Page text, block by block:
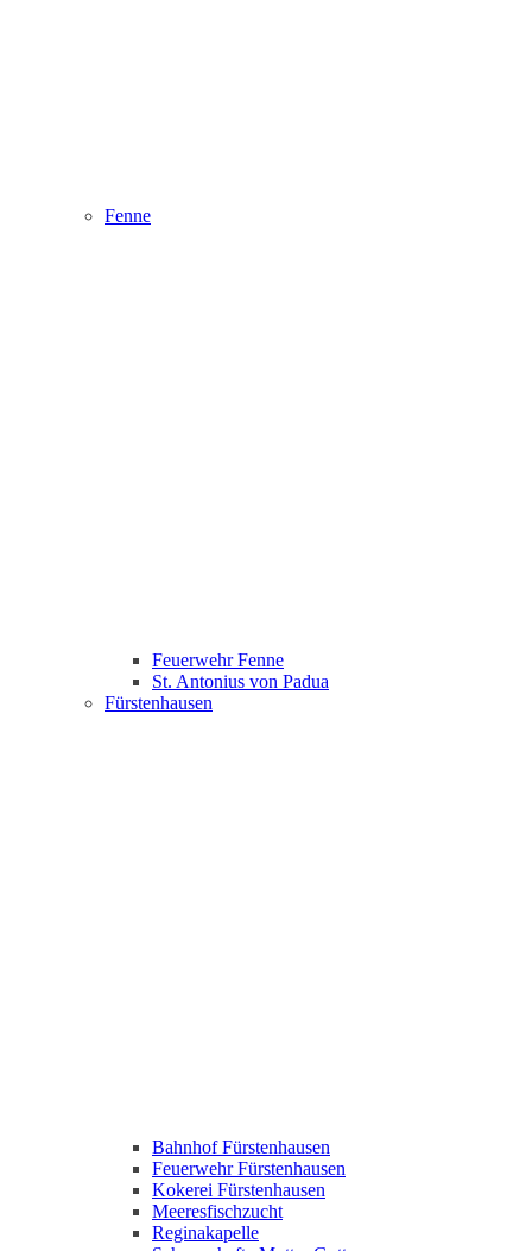
Fenne
Feuerwehr Fenne
St. Antonius von Padua
Fürstenhausen
Bahnhof Fürstenhausen
Feuerwehr Fürstenhausen
Kokerei Fürstenhausen
Meeresfischzucht
Reginakapelle